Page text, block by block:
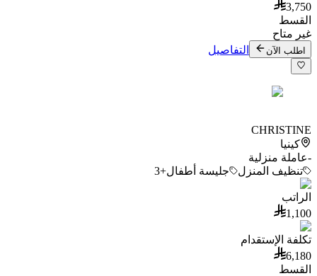
3,750
القسط
غير متاح
اطلب الآن التفاصيل
CHRISTINE
كينيا
-عاملة منزلية
تنظيف المنزل
جليسة أطفال+3
الراتب
1,100
تكلفة الإستقدام
6,180
القسط